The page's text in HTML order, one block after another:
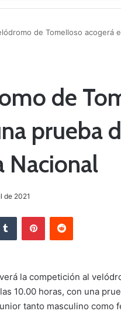
de Tomelloso acogerá
de
prueba
Nacional
de 2021
la competición al
10.00 horas, con una
tanto masculino como